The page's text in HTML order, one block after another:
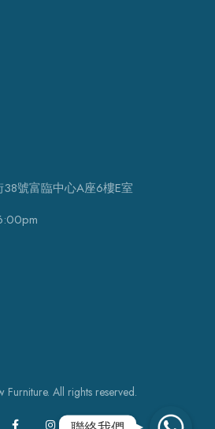
號富臨中心A座6樓E室
All rights reserved.